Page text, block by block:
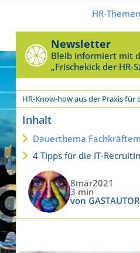
HR-Themen
Newsletter
Bleib informiert mit
„Frischekick der HR-
HR-Know-how aus der Praxis für
Inhalt
Dauerthema
4 Tipps für die IT-
8mär2021
3 min
von GASTAUTOR